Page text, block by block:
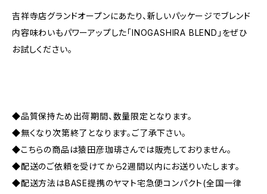
吉祥寺店グランドオープンにあたり、新しいパッケージでブレンド
内容味わいもパワーアップした「INOGASHIRA BLEND」をぜひ
お試しください。
◆品質保持ため出荷期間、数量限定となります。
◆無くなり次第終了となります。ご了承下さい。
◆こちらの商品は猿田彦珈琲さんでは販売しておりません。
◆配送のご依頼を受けてから2週間以内にお送りいたします。
◆配送方法はBASE提携のヤマト宅急便コンパクト(全国一律